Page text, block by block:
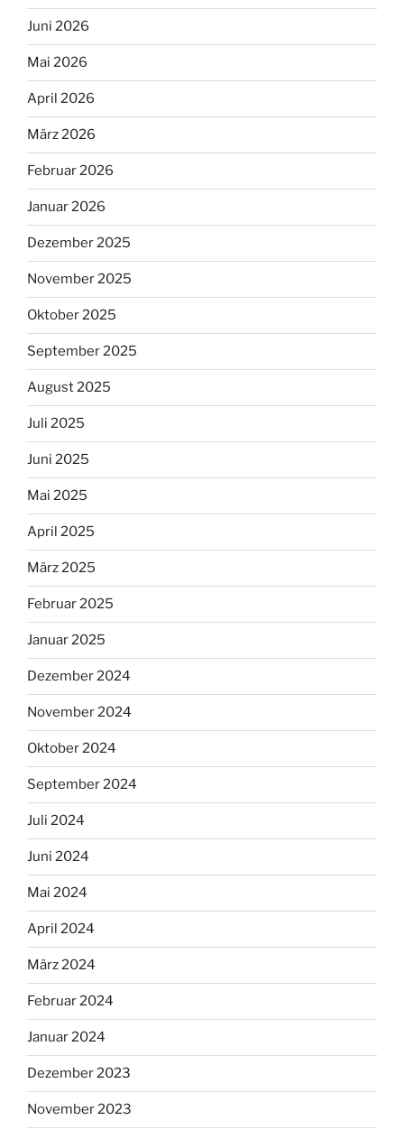
Juni 2026
Mai 2026
April 2026
März 2026
Februar 2026
Januar 2026
Dezember 2025
November 2025
Oktober 2025
September 2025
August 2025
Juli 2025
Juni 2025
Mai 2025
April 2025
März 2025
Februar 2025
Januar 2025
Dezember 2024
November 2024
Oktober 2024
September 2024
Juli 2024
Juni 2024
Mai 2024
April 2024
März 2024
Februar 2024
Januar 2024
Dezember 2023
November 2023